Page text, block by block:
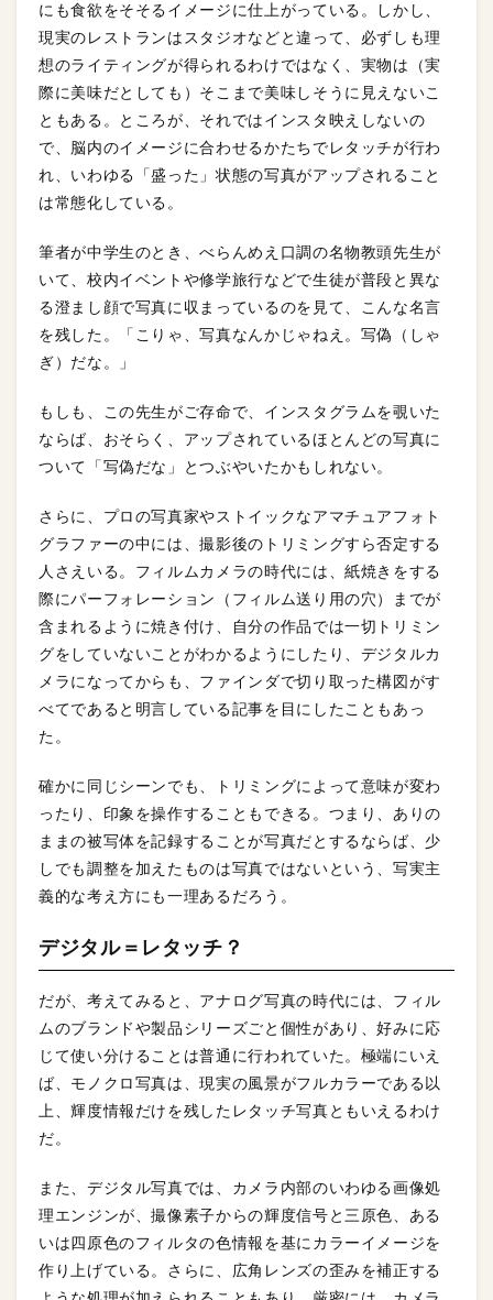
にも食欲をそそるイメージに仕上がっている。しかし、
現実のレストランはスタジオなどと違って、必ずしも理
想のライティングが得られるわけではなく、実物は（実
際に美味だとしても）そこまで美味しそうに見えないこ
ともある。ところが、それではインスタ映えしないの
で、脳内のイメージに合わせるかたちでレタッチが行わ
れ、いわゆる「盛った」状態の写真がアップされること
は常態化している。
筆者が中学生のとき、べらんめえ口調の名物教頭先生が
いて、校内イベントや修学旅行などで生徒が普段と異な
る澄まし顔で写真に収まっているのを見て、こんな名言
を残した。「こりゃ、写真なんかじゃねえ。写偽（しゃ
ぎ）だな。」
もしも、この先生がご存命で、インスタグラムを覗いた
ならば、おそらく、アップされているほとんどの写真に
ついて「写偽だな」とつぶやいたかもしれない。
さらに、プロの写真家やストイックなアマチュアフォト
グラファーの中には、撮影後のトリミングすら否定する
人さえいる。フィルムカメラの時代には、紙焼きをする
際にパーフォレーション（フィルム送り用の穴）までが
含まれるように焼き付け、自分の作品では一切トリミン
グをしていないことがわかるようにしたり、デジタルカ
メラになってからも、ファインダで切り取った構図がす
べてであると明言している記事を目にしたこともあっ
た。
確かに同じシーンでも、トリミングによって意味が変わ
ったり、印象を操作することもできる。つまり、ありの
ままの被写体を記録することが写真だとするならば、少
しでも調整を加えたものは写真ではないという、写実主
義的な考え方にも一理あるだろう。
デジタル＝レタッチ？
だが、考えてみると、アナログ写真の時代には、フィル
ムのブランドや製品シリーズごと個性があり、好みに応
じて使い分けることは普通に行われていた。極端にいえ
ば、モノクロ写真は、現実の風景がフルカラーである以
上、輝度情報だけを残したレタッチ写真ともいえるわけ
だ。
また、デジタル写真では、カメラ内部のいわゆる画像処
理エンジンが、撮像素子からの輝度信号と三原色、ある
いは四原色のフィルタの色情報を基にカラーイメージを
作り上げている。さらに、広角レンズの歪みを補正する